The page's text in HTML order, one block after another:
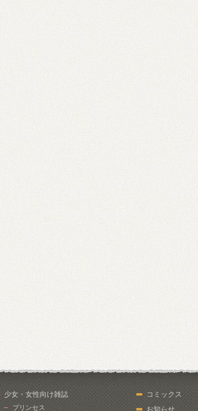
少女・女性向け雑誌
プリンセス
コミックス
お知らせ